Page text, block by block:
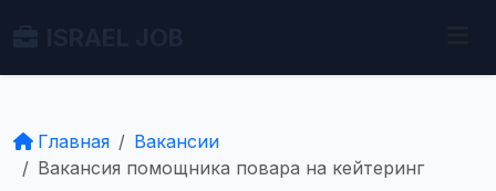
Главная
Вакансии
Вакансия помощника повара на кейтеринг